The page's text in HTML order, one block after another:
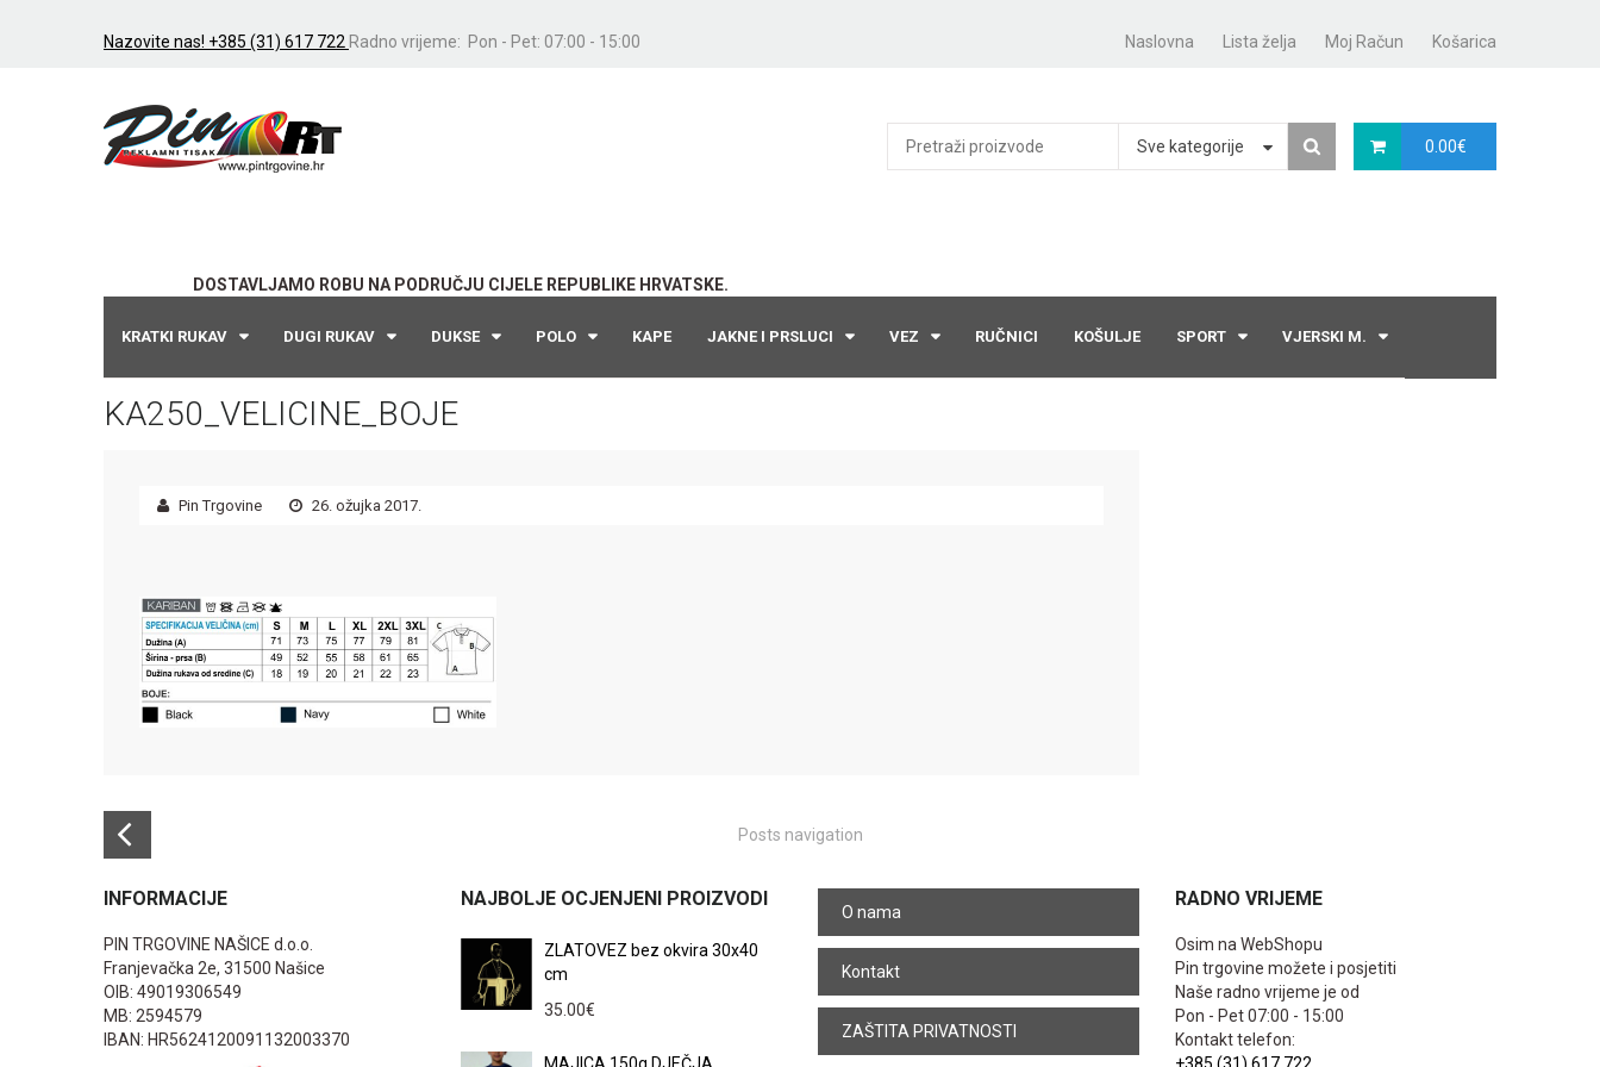
Nazovite nas! +385 (31) 617 722 Radno vrijeme: Pon - Pet: 07:00 - 15:00 Naslovna Lista želja Moj Račun Košarica
DOSTAVLJAMO ROBU NA PODRUČJU CIJELE REPUBLIKE HRVATSKE.
0.00€
Sve kategorije
KRATKI RUKAV DUGI RUKAV DUKSE POLO KAPE JAKNE I PRSLUCI VEZ RUČNICI KOŠULJE SPORT VJERSKI M.
KA250_VELICINE_BOJE
Pin Trgovine 26. ožujka 2017.
Posts navigation
INFORMACIJE
PIN TRGOVINE NAŠICE d.o.o.
Franjevačka 2e, 31500 Našice
OIB: 49019306549
MB: 2594579
IBAN: HR5624120091132003370
NAJBOLJE OCJENJENI PROIZVODI
ZLATOVEZ bez okvira 30x40
cm
35.00€
O nama
Kontakt
ZAŠTITA PRIVATNOSTI
RADNO VRIJEME
Osim na WebShopu
Pin trgovine možete i posjetiti
Naše radno vrijeme je od
Pon - Pet 07:00 - 15:00
Kontakt telefon: